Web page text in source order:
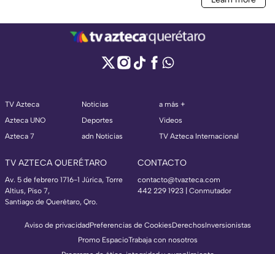
TV Azteca
Azteca UNO
Azteca 7
Noticias
Deportes
adn Noticias
a más +
Videos
TV Azteca Internacional
TV AZTECA QUERÉTARO
Av. 5 de febrero 1716-1 Júrica, Torre
Altius, Piso 7,
Santiago de Querétaro, Qro.
CONTACTO
contacto@tvazteca.com
442 229 1923 | Conmutador
Aviso de privacidadPreferencias de CookiesDerechosInversionistas
Promo EspacioTrabaja con nosotros